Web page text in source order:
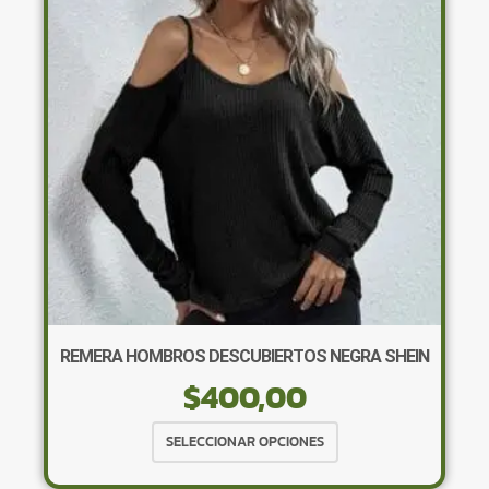
REMERA HOMBROS DESCUBIERTOS NEGRA SHEIN
$400,00
SELECCIONAR OPCIONES
producto